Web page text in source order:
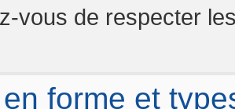
vous de respecter
forme et